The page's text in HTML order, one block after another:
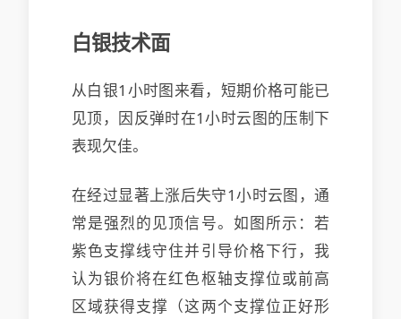
白银技术面
从白银1小时图来看，短期价格可能已
见顶，因反弹时在1小时云图的压制下
表现欠佳。
在经过显著上涨后失守1小时云图，通
常是强烈的见顶信号。如图所示：若
紫色支撑线守住并引导价格下行，我
认为银价将在红色枢轴支撑位或前高
区域获得支撑（这两个支撑位正好形